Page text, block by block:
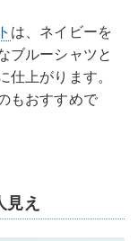
は、ネイビーを
ブルーシャツと
上がります。
もおすすめで
見え